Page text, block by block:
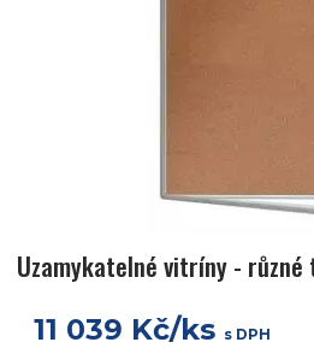
Uzamykatelné vitríny -
11 039 Kč/ks s DPH